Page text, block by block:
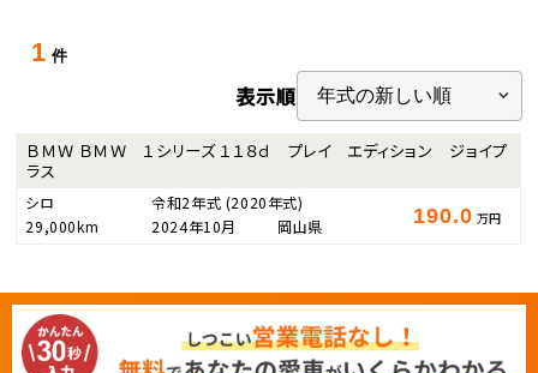
1 件
表示順
ＢＭＷ ＢＭＷ １シリーズ １１８ｄ プレイ エディション ジョイプ
ラス
シロ 令和2年式 (2020年式)
29,000km
2024年10月 岡山県 190.0 万円